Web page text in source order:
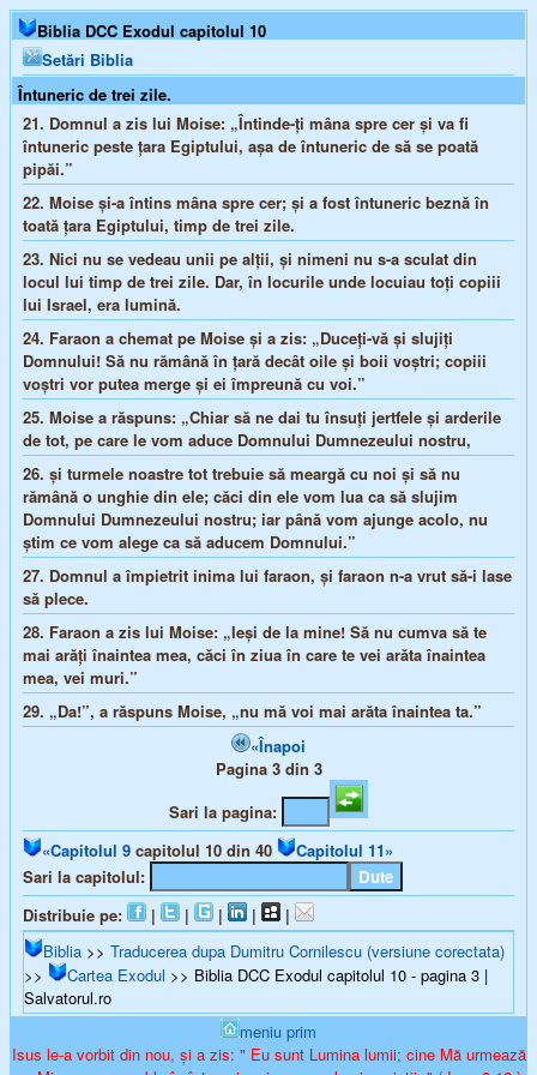
Biblia DCC Exodul capitolul 10
Setări Biblia
Întuneric de trei zile.
21. Domnul a zis lui Moise: „Întinde-ţi mâna spre cer şi va fi
întuneric peste ţara Egiptului, aşa de întuneric de să se poată
pipăi.”
22. Moise şi-a întins mâna spre cer; şi a fost întuneric beznă în
toată ţara Egiptului, timp de trei zile.
23. Nici nu se vedeau unii pe alţii, şi nimeni nu s-a sculat din
locul lui timp de trei zile. Dar, în locurile unde locuiau toţi copiii
lui Israel, era lumină.
24. Faraon a chemat pe Moise şi a zis: „Duceţi-vă şi slujiţi
Domnului! Să nu rămână în ţară decât oile şi boii voştri; copiii
voştri vor putea merge şi ei împreună cu voi.”
25. Moise a răspuns: „Chiar să ne dai tu însuţi jertfele şi arderile
de tot, pe care le vom aduce Domnului Dumnezeului nostru,
26. şi turmele noastre tot trebuie să meargă cu noi şi să nu
rămână o unghie din ele; căci din ele vom lua ca să slujim
Domnului Dumnezeului nostru; iar până vom ajunge acolo, nu
ştim ce vom alege ca să aducem Domnului.”
27. Domnul a împietrit inima lui faraon, şi faraon n-a vrut să-i lase
să plece.
28. Faraon a zis lui Moise: „Ieşi de la mine! Să nu cumva să te
mai arăţi înaintea mea, căci în ziua în care te vei arăta înaintea
mea, vei muri.”
29. „Da!”, a răspuns Moise, „nu mă voi mai arăta înaintea ta.”
«Înapoi
Pagina 3 din 3
Sari la pagina:
«Capitolul 9 capitolul 10 din 40
Capitolul 11»
Sari la capitolul:
Distribuie pe:
| | | |
|
Biblia >> Traducerea dupa Dumitru Cornilescu (versiune corectata)
>>
Cartea Exodul >> Biblia DCC Exodul capitolul 10 - pagina 3 |
Salvatorul.ro
meniu prim
Isus le-a vorbit din nou, și a zis: " Eu sunt Lumina lumii; cine Mă urmează